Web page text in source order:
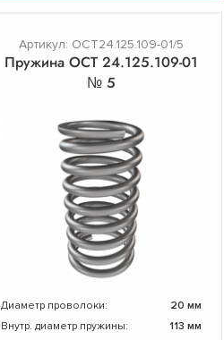
Артикул: ОСТ24.125.109-01/5
Пружина ОСТ 24.125.109-01
№ 5
Диаметр проволоки:
20 мм
Внутр. диаметр пружины:
113 мм